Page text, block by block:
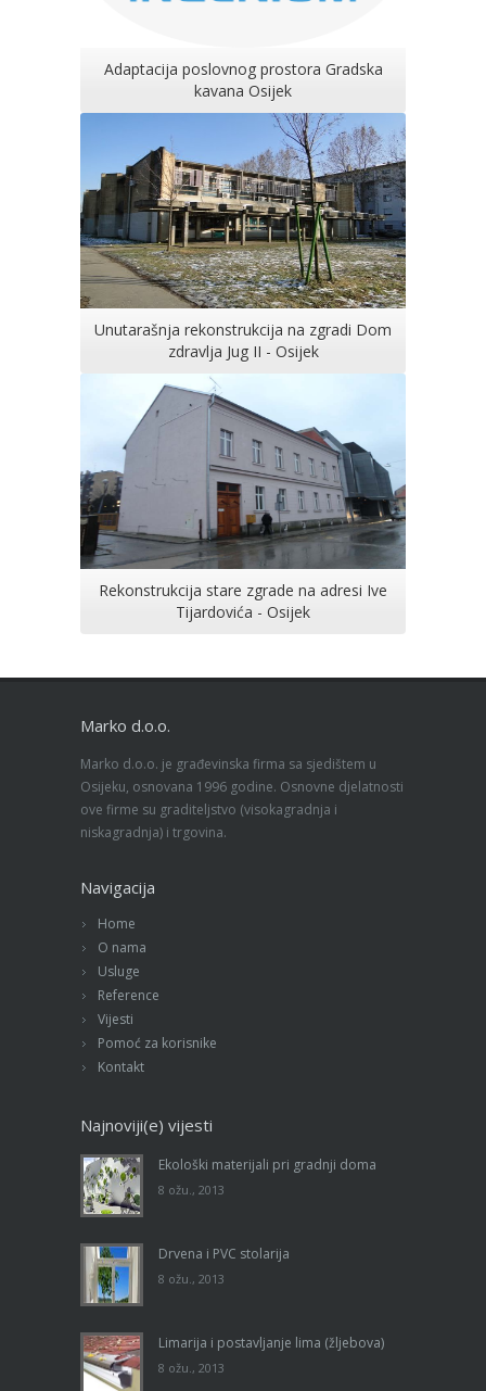
Adaptacija poslovnog prostora Gradska
kavana Osijek
Unutarašnja rekonstrukcija na zgradi Dom
zdravlja Jug II - Osijek
Rekonstrukcija stare zgrade na adresi Ive
Tijardovića - Osijek
Marko d.o.o.
Marko d.o.o. je građevinska firma sa sjedištem u
Osijeku, osnovana 1996 godine. Osnovne djelatnosti
ove firme su graditeljstvo (visokagradnja i
niskagradnja) i trgovina.
Navigacija
Home
O nama
Usluge
Reference
Vijesti
Pomoć za korisnike
Kontakt
Najnoviji(e) vijesti
Ekološki materijali pri gradnji doma
8 ožu., 2013
Drvena i PVC stolarija
8 ožu., 2013
Limarija i postavljanje lima (žljebova)
8 ožu., 2013